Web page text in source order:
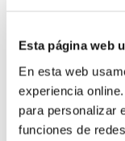
Esta página web
En esta web
experiencia
para personalizar
funciones de
S/269. 90